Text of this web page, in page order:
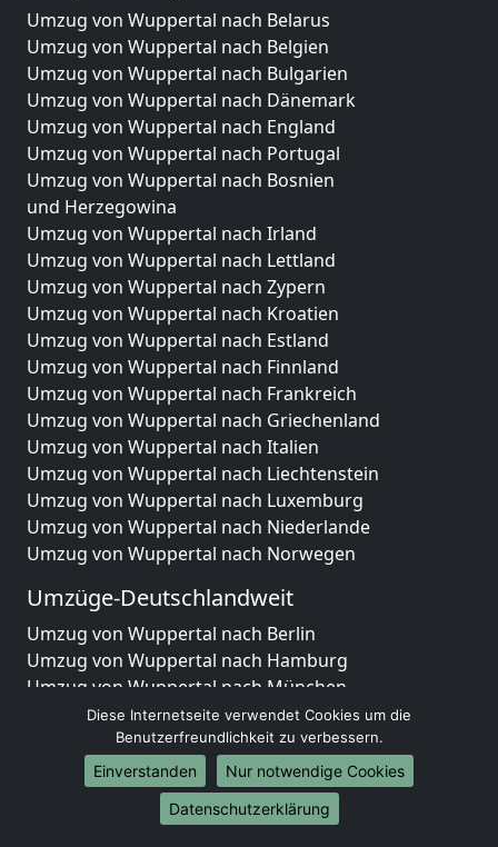
Umzug von Wuppertal nach Belarus
Umzug von Wuppertal nach Belgien
Umzug von Wuppertal nach Bulgarien
Umzug von Wuppertal nach Dänemark
Umzug von Wuppertal nach England
Umzug von Wuppertal nach Portugal
Umzug von Wuppertal nach Bosnien
und Herzegowina
Umzug von Wuppertal nach Irland
Umzug von Wuppertal nach Lettland
Umzug von Wuppertal nach Zypern
Umzug von Wuppertal nach Kroatien
Umzug von Wuppertal nach Estland
Umzug von Wuppertal nach Finnland
Umzug von Wuppertal nach Frankreich
Umzug von Wuppertal nach Griechenland
Umzug von Wuppertal nach Italien
Umzug von Wuppertal nach Liechtenstein
Umzug von Wuppertal nach Luxemburg
Umzug von Wuppertal nach Niederlande
Umzug von Wuppertal nach Norwegen
Umzüge-Deutschlandweit
Umzug von Wuppertal nach Berlin
Umzug von Wuppertal nach Hamburg
Umzug von Wuppertal nach München
Umzug von Wuppertal nach Köln
Umzug von Wuppertal nach Frankfurt am Main
Umzug von Wuppertal nach Stuttgart
Umzug von Wuppertal nach Düsseldorf
Umzug von Wuppertal nach Leipzig
Diese Internetseite verwendet Cookies um die
Benutzerfreundlichkeit zu verbessern.
Einverstanden
Nur notwendige Cookies
Datenschutzerklärung